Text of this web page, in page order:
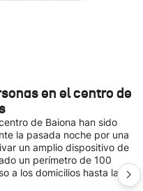
en el centro de
de Baiona han sido
la pasada noche por una
un amplio dispositivo de
un perímetro de 100
a los domicilios hasta la